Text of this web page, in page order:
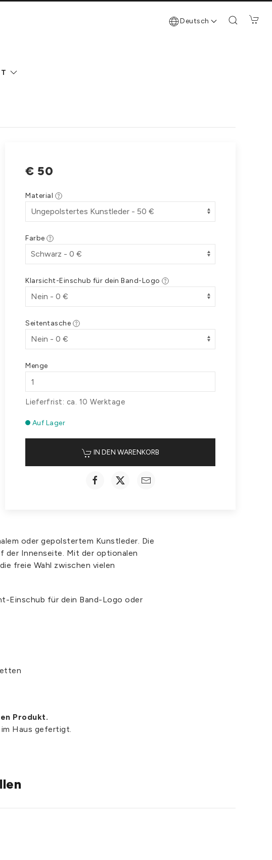
Deutsch
€ 50
Material
Farbe
Klarsicht-Einschub für dein Band-Logo
Seitentasche
Menge
Lieferfrist: ca. 10 Werktage
Auf Lager
IN DEN WARENKORB
oder gepolstertem Kunstleder. Die
der Innenseite. Mit der optionalen
freie Wahl zwischen vielen
Einschub für dein Band-Logo oder
Produkt.
im Haus gefertigt.